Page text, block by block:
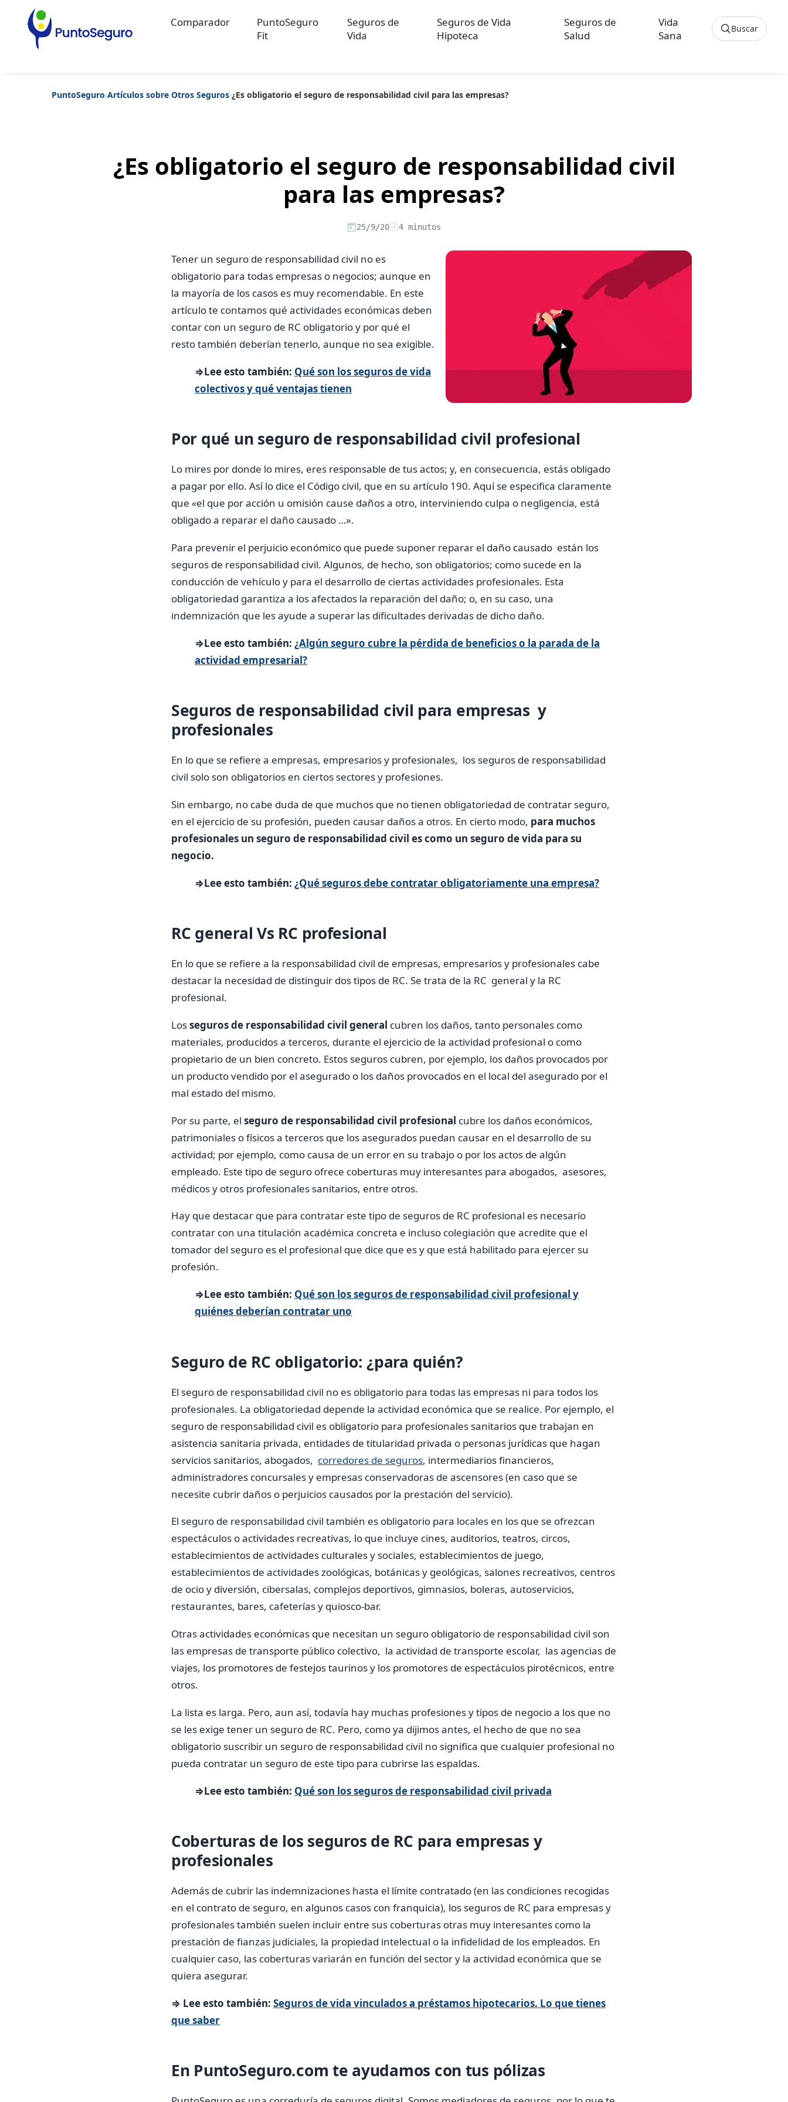
Comparador
PuntoSeguro
Fit
Seguros de
Vida
Seguros de Vida
Hipoteca
Seguros de
Salud
Vida
Sana
Buscar
PuntoSeguro›Artículos sobre Otros Seguros›¿Es obligatorio el seguro de responsabilidad civil para las empresas?
¿Es obligatorio el seguro de responsabilidad civil
para las empresas?
25/9/20 4 minutos
Tener un seguro de responsabilidad civil no es
obligatorio para todas empresas o negocios; aunque en
la mayoría de los casos es muy recomendable. En este
artículo te contamos qué actividades económicas deben
contar con un seguro de RC obligatorio y por qué el
resto también deberían tenerlo, aunque no sea exigible.
⇒Lee esto también: Qué son los seguros de vida
colectivos y qué ventajas tienen
Por qué un seguro de responsabilidad civil profesional
Lo mires por donde lo mires, eres responsable de tus actos; y, en consecuencia, estás obligado
a pagar por ello. Así lo dice el Código civil, que en su artículo 190. Aquí se especifica claramente
que «el que por acción u omisión cause daños a otro, interviniendo culpa o negligencia, está
obligado a reparar el daño causado …».
Para prevenir el perjuicio económico que puede suponer reparar el daño causado están los
seguros de responsabilidad civil. Algunos, de hecho, son obligatorios; como sucede en la
conducción de vehículo y para el desarrollo de ciertas actividades profesionales. Esta
obligatoriedad garantiza a los afectados la reparación del daño; o, en su caso, una
indemnización que les ayude a superar las dificultades derivadas de dicho daño.
⇒Lee esto también: ¿Algún seguro cubre la pérdida de beneficios o la parada de la
actividad empresarial?
Seguros de responsabilidad civil para empresas y
profesionales
En lo que se refiere a empresas, empresarios y profesionales, los seguros de responsabilidad
civil solo son obligatorios en ciertos sectores y profesiones.
Sin embargo, no cabe duda de que muchos que no tienen obligatoriedad de contratar seguro,
en el ejercicio de su profesión, pueden causar daños a otros. En cierto modo, para muchos
profesionales un seguro de responsabilidad civil es como un seguro de vida para su
negocio.
⇒Lee esto también: ¿Qué seguros debe contratar obligatoriamente una empresa?
RC general Vs RC profesional
En lo que se refiere a la responsabilidad civil de empresas, empresarios y profesionales cabe
destacar la necesidad de distinguir dos tipos de RC. Se trata de la RC general y la RC
profesional.
Losseguros de responsabilidad civil general cubren los daños, tanto personales como
materiales, producidos a terceros, durante el ejercicio de la actividad profesional o como
propietario de un bien concreto. Estos seguros cubren, por ejemplo, los daños provocados por
un producto vendido por el asegurado o los daños provocados en el local del asegurado por el
mal estado del mismo.
Por su parte, el seguro de responsabilidad civil profesional cubre los daños económicos,
patrimoniales o físicos a terceros que los asegurados puedan causar en el desarrollo de su
actividad; por ejemplo, como causa de un error en su trabajo o por los actos de algún
empleado. Este tipo de seguro ofrece coberturas muy interesantes para abogados, asesores,
médicos y otros profesionales sanitarios, entre otros.
Hay que destacar que para contratar este tipo de seguros de RC profesional es necesario
contratar con una titulación académica concreta e incluso colegiación que acredite que el
tomador del seguro es el profesional que dice que es y que está habilitado para ejercer su
profesión.
⇒Lee esto también: Qué son los seguros de responsabilidad civil profesional y
quiénes deberían contratar uno
Seguro de RC obligatorio: ¿para quién?
El seguro de responsabilidad civil no es obligatorio para todas las empresas ni para todos los
profesionales. La obligatoriedad depende la actividad económica que se realice. Por ejemplo, el
seguro de responsabilidad civil es obligatorio para profesionales sanitarios que trabajan en
asistencia sanitaria privada, entidades de titularidad privada o personas jurídicas que hagan
servicios sanitarios, abogados, corredores de seguros, intermediarios financieros,
administradores concursales y empresas conservadoras de ascensores (en caso que se
necesite cubrir daños o perjuicios causados por la prestación del servicio).
El seguro de responsabilidad civil también es obligatorio para locales en los que se ofrezcan
espectáculos o actividades recreativas, lo que incluye cines, auditorios, teatros, circos,
establecimientos de actividades culturales y sociales, establecimientos de juego,
establecimientos de actividades zoológicas, botánicas y geológicas, salones recreativos, centros
de ocio y diversión, cibersalas, complejos deportivos, gimnasios, boleras, autoservicios,
restaurantes, bares, cafeterías y quiosco-bar.
Otras actividades económicas que necesitan un seguro obligatorio de responsabilidad civil son
las empresas de transporte público colectivo, la actividad de transporte escolar, las agencias de
viajes, los promotores de festejos taurinos y los promotores de espectáculos pirotécnicos, entre
otros.
La lista es larga. Pero, aun así, todavía hay muchas profesiones y tipos de negocio a los que no
se les exige tener un seguro de RC. Pero, como ya dijimos antes, el hecho de que no sea
obligatorio suscribir un seguro de responsabilidad civil no significa que cualquier profesional no
pueda contratar un seguro de este tipo para cubrirse las espaldas.
⇒Lee esto también: Qué son los seguros de responsabilidad civil privada
Coberturas de los seguros de RC para empresas y
profesionales
Además de cubrir las indemnizaciones hasta el límite contratado (en las condiciones recogidas
en el contrato de seguro, en algunos casos con franquicia), los seguros de RC para empresas y
profesionales también suelen incluir entre sus coberturas otras muy interesantes como la
prestación de fianzas judiciales, la propiedad intelectual o la infidelidad de los empleados. En
cualquier caso, las coberturas variarán en función del sector y la actividad económica que se
quiera asegurar.
⇒ Lee esto también: Seguros de vida vinculados a préstamos hipotecarios. Lo que tienes
que saber
En PuntoSeguro.com te ayudamos con tus pólizas